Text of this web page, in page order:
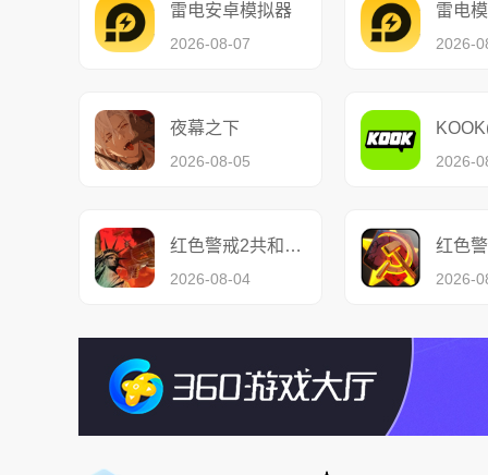
雷电安卓模拟器
2026-08-07
雷电
2026-
夜幕之下
2026-08-05 2026-
红色警戒2共和国之辉
2026-08-04
红色
2026-